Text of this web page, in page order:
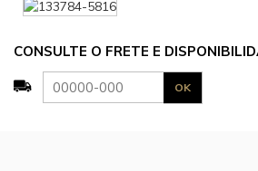
CONSULTE O FRETE E